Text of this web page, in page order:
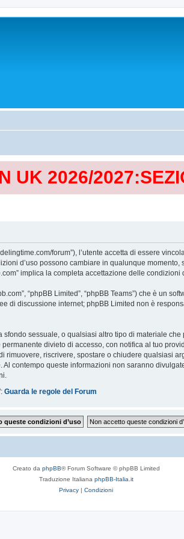
UK 2026/
forum”), l’utente accetta di essere
d’uso possono cambiare in qualunque
implica la completa accettazione delle condizioni
“phpBB Limited”, “phpBB Teams”) che è un
di discussione internet; phpBB Limited non è
sessuale, o qualsiasi altro tipo di materiale
divieto di accesso, con notifica al tuo
riscrivere, spostare o chiudere qualsiasi
contempo queste informazioni non saranno
Guarda le regole del Forum
Creato da phpBB® Forum Software © phpBB Limited
Traduzione Italiana phpBB-Italia.it
Privacy | Condizioni